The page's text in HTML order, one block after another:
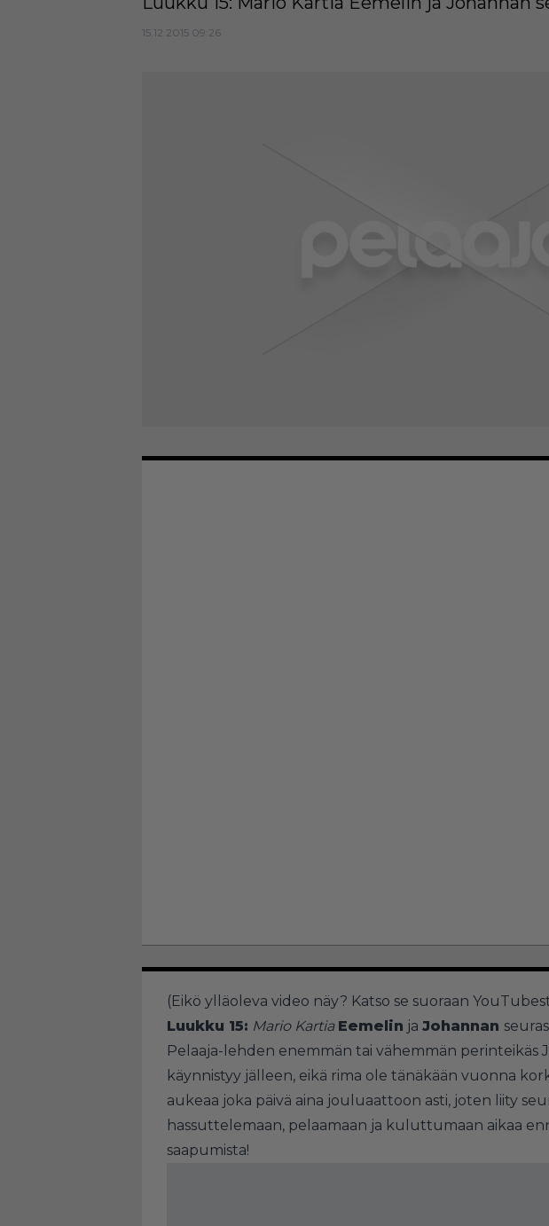
15.12.2015 09:26
(Eikö ylläoleva video näy? Katso se suoraan
Luukku 15: Mario Kartia Eemelin ja Johannan
Pelaaja-lehden enemmän tai vähemmän perinteikäs
käynnistyy jälleen, eikä rima ole tänäkään vuonna
aukeaa joka päivä aina jouluaattoon asti, joten liity
hassuttelemaan, pelaamaan ja kuluttumaan aikaa
saapumista!